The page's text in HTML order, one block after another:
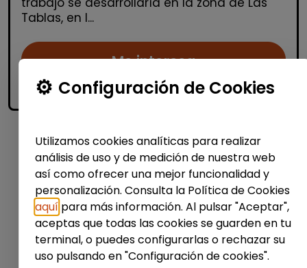
Tablas, en l...
Me interesa
accessibility_newPersonas con discapacidad
1
No te pierdas nada
Configuración de Cookies
Utilizamos cookies analíticas para realizar
análisis de uso y de medición de nuestra web
así como ofrecer una mejor funcionalidad y
personalización. Consulta la Política de Cookies
aquí para más información. Al pulsar "Aceptar",
aceptas que todas las cookies se guarden en tu
terminal, o puedes configurarlas o rechazar su
uso pulsando en "Configuración de cookies".